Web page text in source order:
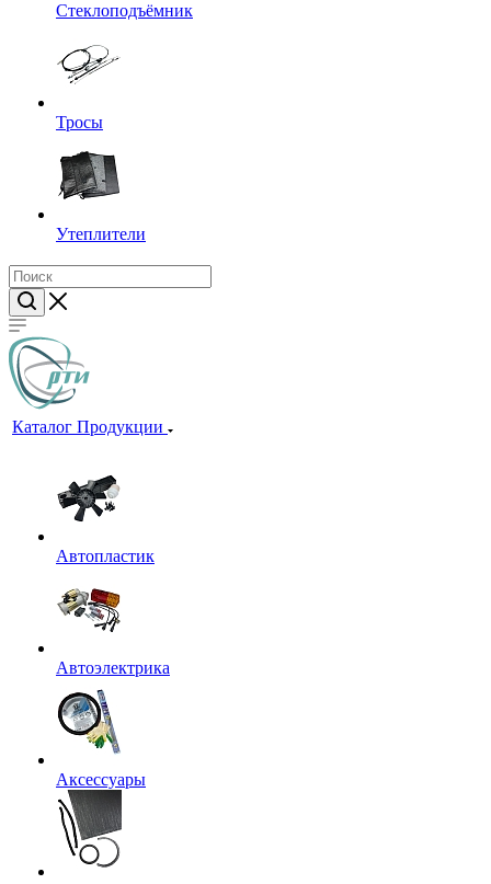
Стеклоподъёмник
Тросы
Утеплители
Каталог Продукции
Автопластик
Автоэлектрика
Аксессуары